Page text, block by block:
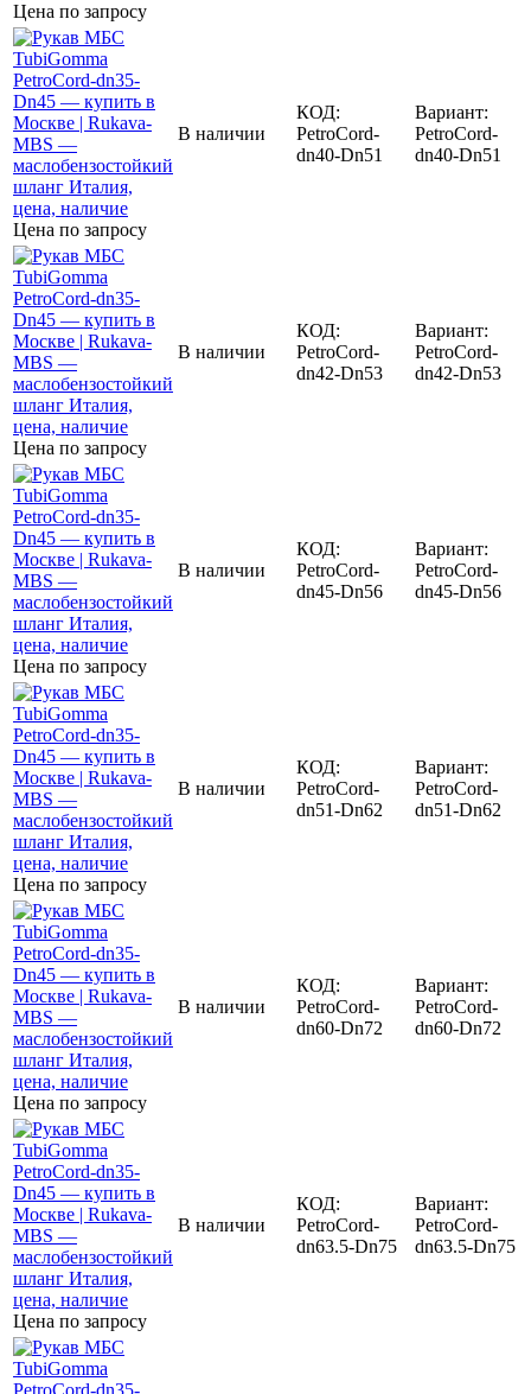
Цена по запросу
Цена по запросу
В наличии
КОД:
PetroCord-
dn40-Dn51
Вариант:
PetroCord-
dn40-Dn51
Цена по запросу
В наличии
КОД:
PetroCord-
dn42-Dn53
Вариант:
PetroCord-
dn42-Dn53
Цена по запросу
В наличии
КОД:
PetroCord-
dn45-Dn56
Вариант:
PetroCord-
dn45-Dn56
Цена по запросу
В наличии
КОД:
PetroCord-
dn51-Dn62
Вариант:
PetroCord-
dn51-Dn62
Цена по запросу
В наличии
КОД:
PetroCord-
dn60-Dn72
Вариант:
PetroCord-
dn60-Dn72
Цена по запросу
В наличии
КОД:
PetroCord-
dn63.5-Dn75
Вариант:
PetroCord-
dn63.5-Dn75